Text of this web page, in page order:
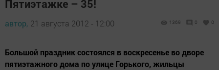
Пятиэтажке – 35!
автор, 21 августа 2012 - 12:00 1369 0 0
Большой праздник состоялся в воскресенье во дворе
пятиэтажного дома по улице Горького, жильцы